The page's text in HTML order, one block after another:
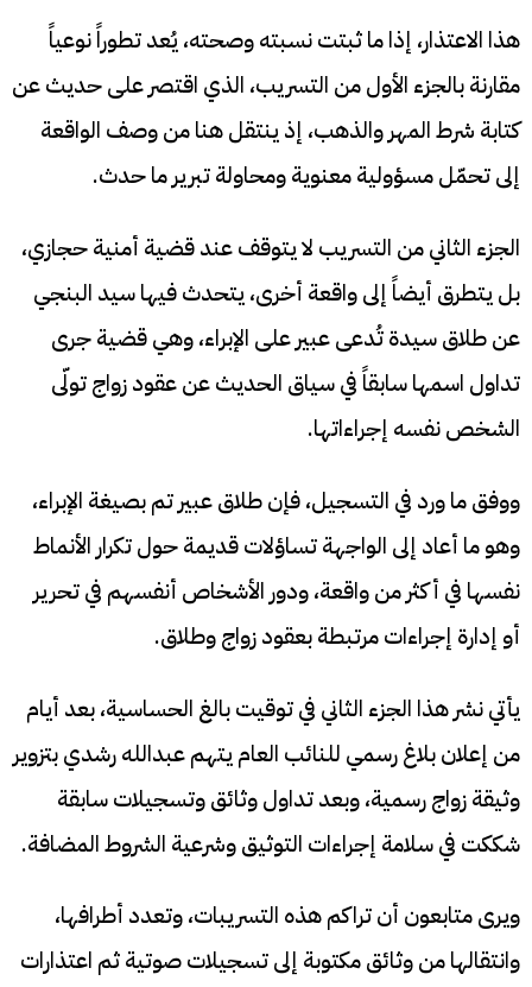
هذا الاعتذار، إذا ما ثبتت نسبته وصحته، يُعد تطوراً نوعياً
مقارنة بالجزء الأول من التسريب، الذي اقتصر على حديث عن
كتابة شرط المهر والذهب، إذ ينتقل هنا من وصف الواقعة
إلى تحمّل مسؤولية معنوية ومحاولة تبرير ما حدث.
الجزء الثاني من التسريب لا يتوقف عند قضية أمنية حجازي،
بل يتطرق أيضاً إلى واقعة أخرى، يتحدث فيها سيد البنجي
عن طلاق سيدة تُدعى عبير على الإبراء، وهي قضية جرى
تداول اسمها سابقاً في سياق الحديث عن عقود زواج تولّى
الشخص نفسه إجراءاتها.
ووفق ما ورد في التسجيل، فإن طلاق عبير تم بصيغة الإبراء،
وهو ما أعاد إلى الواجهة تساؤلات قديمة حول تكرار الأنماط
نفسها في أكثر من واقعة، ودور الأشخاص أنفسهم في تحرير
أو إدارة إجراءات مرتبطة بعقود زواج وطلاق.
يأتي نشر هذا الجزء الثاني في توقيت بالغ الحساسية، بعد أيام
من إعلان بلاغ رسمي للنائب العام يتهم عبدالله رشدي بتزوير
وثيقة زواج رسمية، وبعد تداول وثائق وتسجيلات سابقة
شككت في سلامة إجراءات التوثيق وشرعية الشروط المضافة.
ويرى متابعون أن تراكم هذه التسريبات، وتعدد أطرافها،
وانتقالها من وثائق مكتوبة إلى تسجيلات صوتية ثم اعتذارات